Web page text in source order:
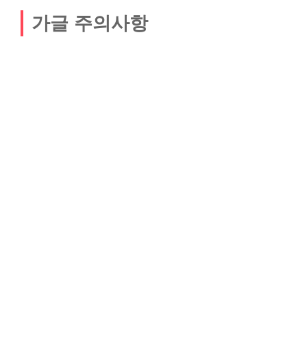
가글 주의사항